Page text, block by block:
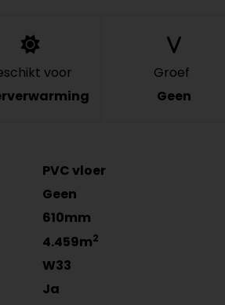
voor
Groef
Geen
PVC vloer
Geen
610mm
4.459m2
W33
Ja